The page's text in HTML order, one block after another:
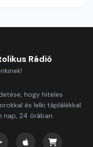
Rádió
hogy hiteles
és lelki táplálékkal
nap, 24 órában.